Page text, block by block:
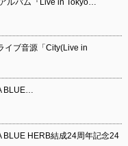
ルバム『Live in Tokyo…
イブ音源「City(Live in
BLUE…
HERB結成24周年記念24